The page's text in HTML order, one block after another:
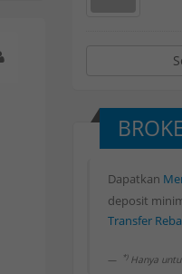
Dapatkan
deposit
Rebate Forex
Transfer
Withdrawal
Withdrawal
*)Hanya